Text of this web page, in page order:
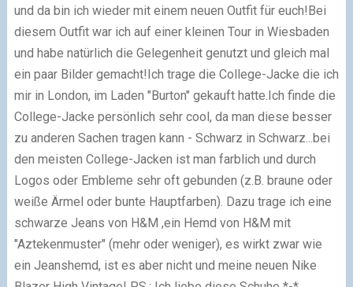
und da bin ich wieder mit einem neuen Outfit für euch!Bei
diesem Outfit war ich auf einer kleinen Tour in Wiesbaden
und habe natürlich die Gelegenheit genutzt und gleich mal
ein paar Bilder gemacht!Ich trage die College-Jacke die ich
mir in London, im Laden "Burton" gekauft hatte.Ich finde die
College-Jacke persönlich sehr cool, da man diese besser
zu anderen Sachen tragen kann - Schwarz in Schwarz...bei
den meisten College-Jacken ist man farblich und durch
Logos oder Embleme sehr oft gebunden (z.B. braune oder
weiße Ärmel oder bunte Hauptfarben). Dazu trage ich eine
schwarze Jeans von H&M ,ein Hemd von H&M mit
"Aztekenmuster" (mehr oder weniger), es wirkt zwar wie
ein Jeanshemd, ist es aber nicht und meine neuen Nike